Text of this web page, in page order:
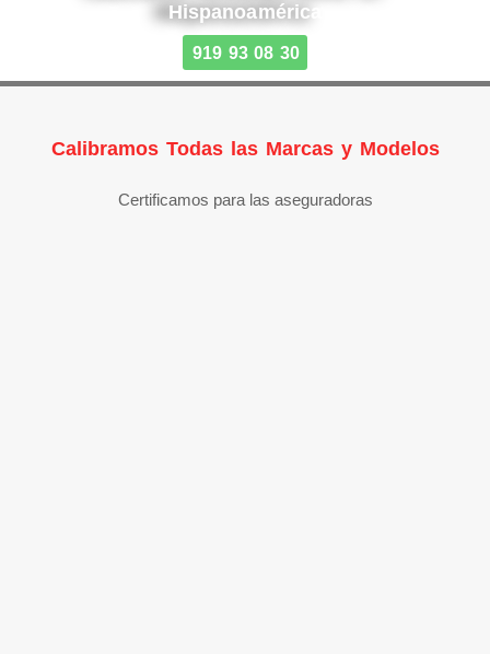
Hispanoamérica
919 93 08 30
Calibramos Todas las Marcas y Modelos
Certificamos para las aseguradoras